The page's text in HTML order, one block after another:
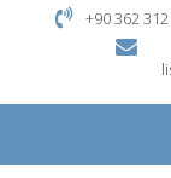
+90 362